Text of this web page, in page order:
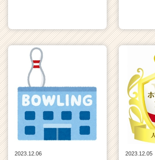
2023.12.06
2023.12.05